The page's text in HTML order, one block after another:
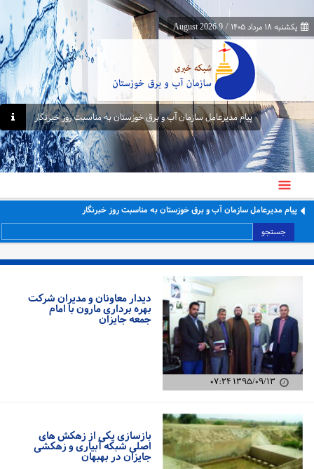
یکشنبه ۱۸ مرداد ۱۴۰۵ /
9 August 2026
پیام مدیرعامل سازمان آب و برق خوزستان به مناسبت روز خبرنگار
پیام مدیرعامل سازمان آب و برق خوزستان به مناسبت روز خبرنگار
جستجو
۱۳۹۵/۰۹/۱۳ ۰۷:۲۴
دیدار معاونان و مدیران شرکت
بهره برداری مارون با امام
جمعه جایزان
بازسازی یکی از زهکش های
اصلی شبکه آبیاری و زهکشی
جایزان در بهبهان